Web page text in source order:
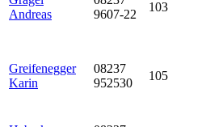
Andreas
9607-22
103
Greifenegger
Karin
08237
952530
105